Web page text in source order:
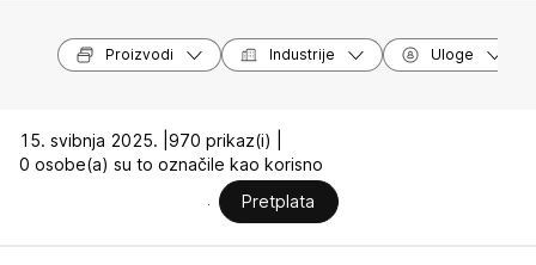
Proizvodi Industrije Uloge
15. svibnja 2025. | 970 prikaz(i) |
0 osobe(a) su to označile kao korisno
Pretplata